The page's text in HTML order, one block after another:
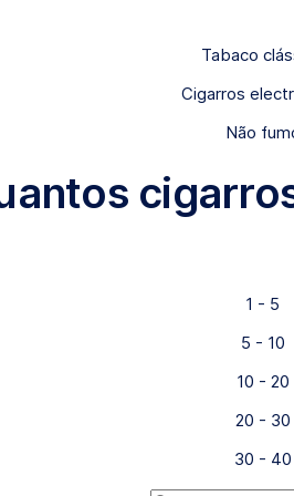
Tabaco
Cigarros
Não
1 - 5
5 - 10
10 - 20
20 - 30
30 - 40